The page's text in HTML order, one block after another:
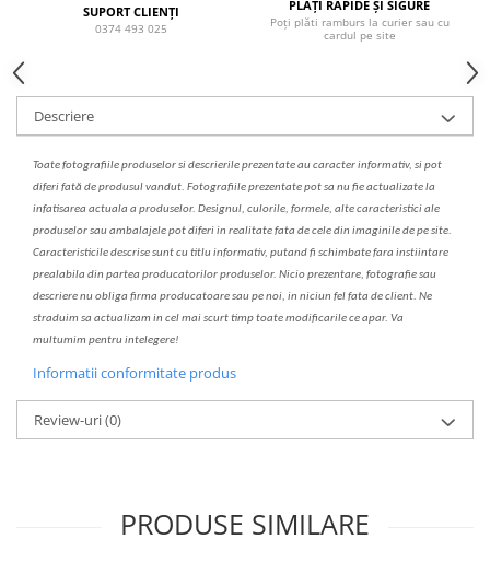
SUPORT CLIENȚI
0374 493 025
PLĂȚI RAPIDE ȘI SIGURE
Poți plăti ramburs la curier sau cu
cardul pe site
Descriere
Toate fotografiile produselorsidescrierileprezentate au caracter informativ, si pot
diferi fată de produsul vandut. Fotografiile prezentate pot sa nu fie actualizate la
infatisarea actuala a produselor. Designul, culorile, formele, alte caracteristici ale
produselor sau ambalajele pot diferi in realitate fata de cele din imaginile de pe site.
Caracteristicile descrise sunt cu titlu informativ, putand fi schimbate fara instiintare
prealabila din partea producatorilor produselor. Nicio prezentare, fotografie sau
descriere nu obliga firma producatoare sau pe noi, in niciun fel fata de client. Ne
straduim sa actualizam in cel mai scurt timp toate modificarile ce apar. Va
multumim pentru intelegere!
Informatii conformitate produs
Review-uri(0)
PRODUSE SIMILARE